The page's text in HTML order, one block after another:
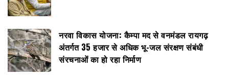
नरवा विकास योजना: कैम्पा मद से वनमंडल रायगढ़
अंतर्गत 35 हजार से अधिक भू-जल संरक्षण संबंधी
संरचनाओं का हो रहा निर्माण